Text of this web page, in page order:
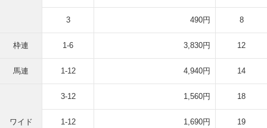
3 490円 8
枠連 1-6 3,830円 12
馬連 1-12 4,940円 14
ワイド
3-12 1,560円 18
1-12 1,690円 19